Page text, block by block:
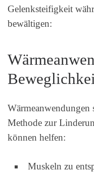
Gelenksteifigkeit
bewältigen:
Wärmeanwendungen
Methode zur
können helfen:
Muskeln zu